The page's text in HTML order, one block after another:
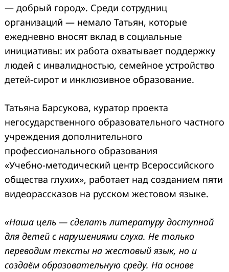
— добрый город». Среди сотрудниц
организаций — немало Татьян, которые
ежедневно вносят вклад в социальные
инициативы: их работа охватывает поддержку
людей с инвалидностью, семейное устройство
детей‑сирот и инклюзивное образование.
Татьяна Барсукова, куратор проекта
негосударственного образовательного частного
учреждения дополнительного
профессионального образования
«Учебно‑методический центр Всероссийского
общества глухих», работает над созданием пяти
видеорассказов на русском жестовом языке.
«Наша цель — сделать литературу доступной
для детей с нарушениями слуха. Не только
переводим тексты на жестовый язык, но и
создаём образовательную среду. На основе